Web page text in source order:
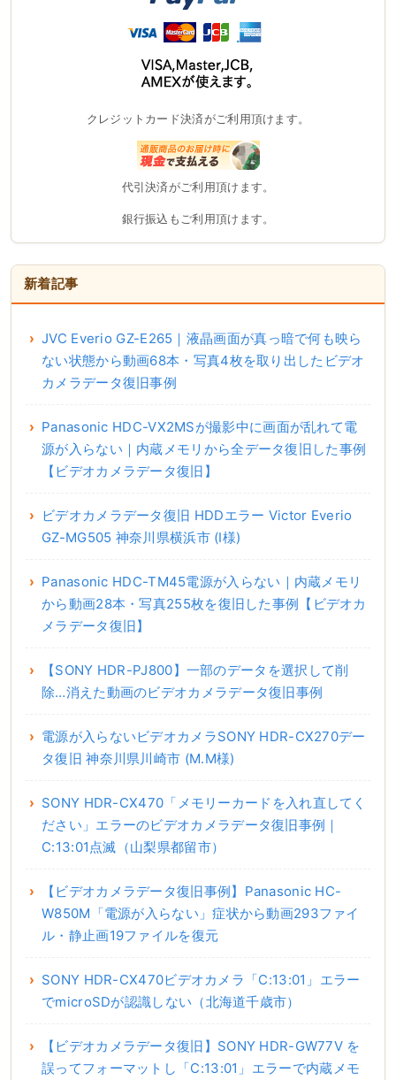
クレジットカード決済がご利用頂けます。
代引決済がご利用頂けます。
銀行振込もご利用頂けます。
新着記事
JVC Everio GZ-E265｜液晶画面が真っ暗で何も映ら
ない状態から動画68本・写真4枚を取り出したビデオ
カメラデータ復旧事例
Panasonic HDC-VX2MSが撮影中に画面が乱れて電
源が入らない｜内蔵メモリから全データ復旧した事例
【ビデオカメラデータ復旧】
ビデオカメラデータ復旧 HDDエラー Victor Everio
GZ-MG505 神奈川県横浜市 (I様)
Panasonic HDC-TM45電源が入らない｜内蔵メモリ
から動画28本・写真255枚を復旧した事例【ビデオカ
メラデータ復旧】
【SONY HDR-PJ800】一部のデータを選択して削
除…消えた動画のビデオカメラデータ復旧事例
電源が入らないビデオカメラSONY HDR-CX270デー
タ復旧 神奈川県川崎市 (M.M様)
SONY HDR-CX470「メモリーカードを入れ直してく
ださい」エラーのビデオカメラデータ復旧事例｜
C:13:01点滅（山梨県都留市）
【ビデオカメラデータ復旧事例】Panasonic HC-
W850M「電源が入らない」症状から動画293ファイ
ル・静止画19ファイルを復元
SONY HDR-CX470ビデオカメラ「C:13:01」エラー
でmicroSDが認識しない（北海道千歳市）
【ビデオカメラデータ復旧】SONY HDR-GW77V を
誤ってフォーマットし「C:13:01」エラーで内蔵メモ